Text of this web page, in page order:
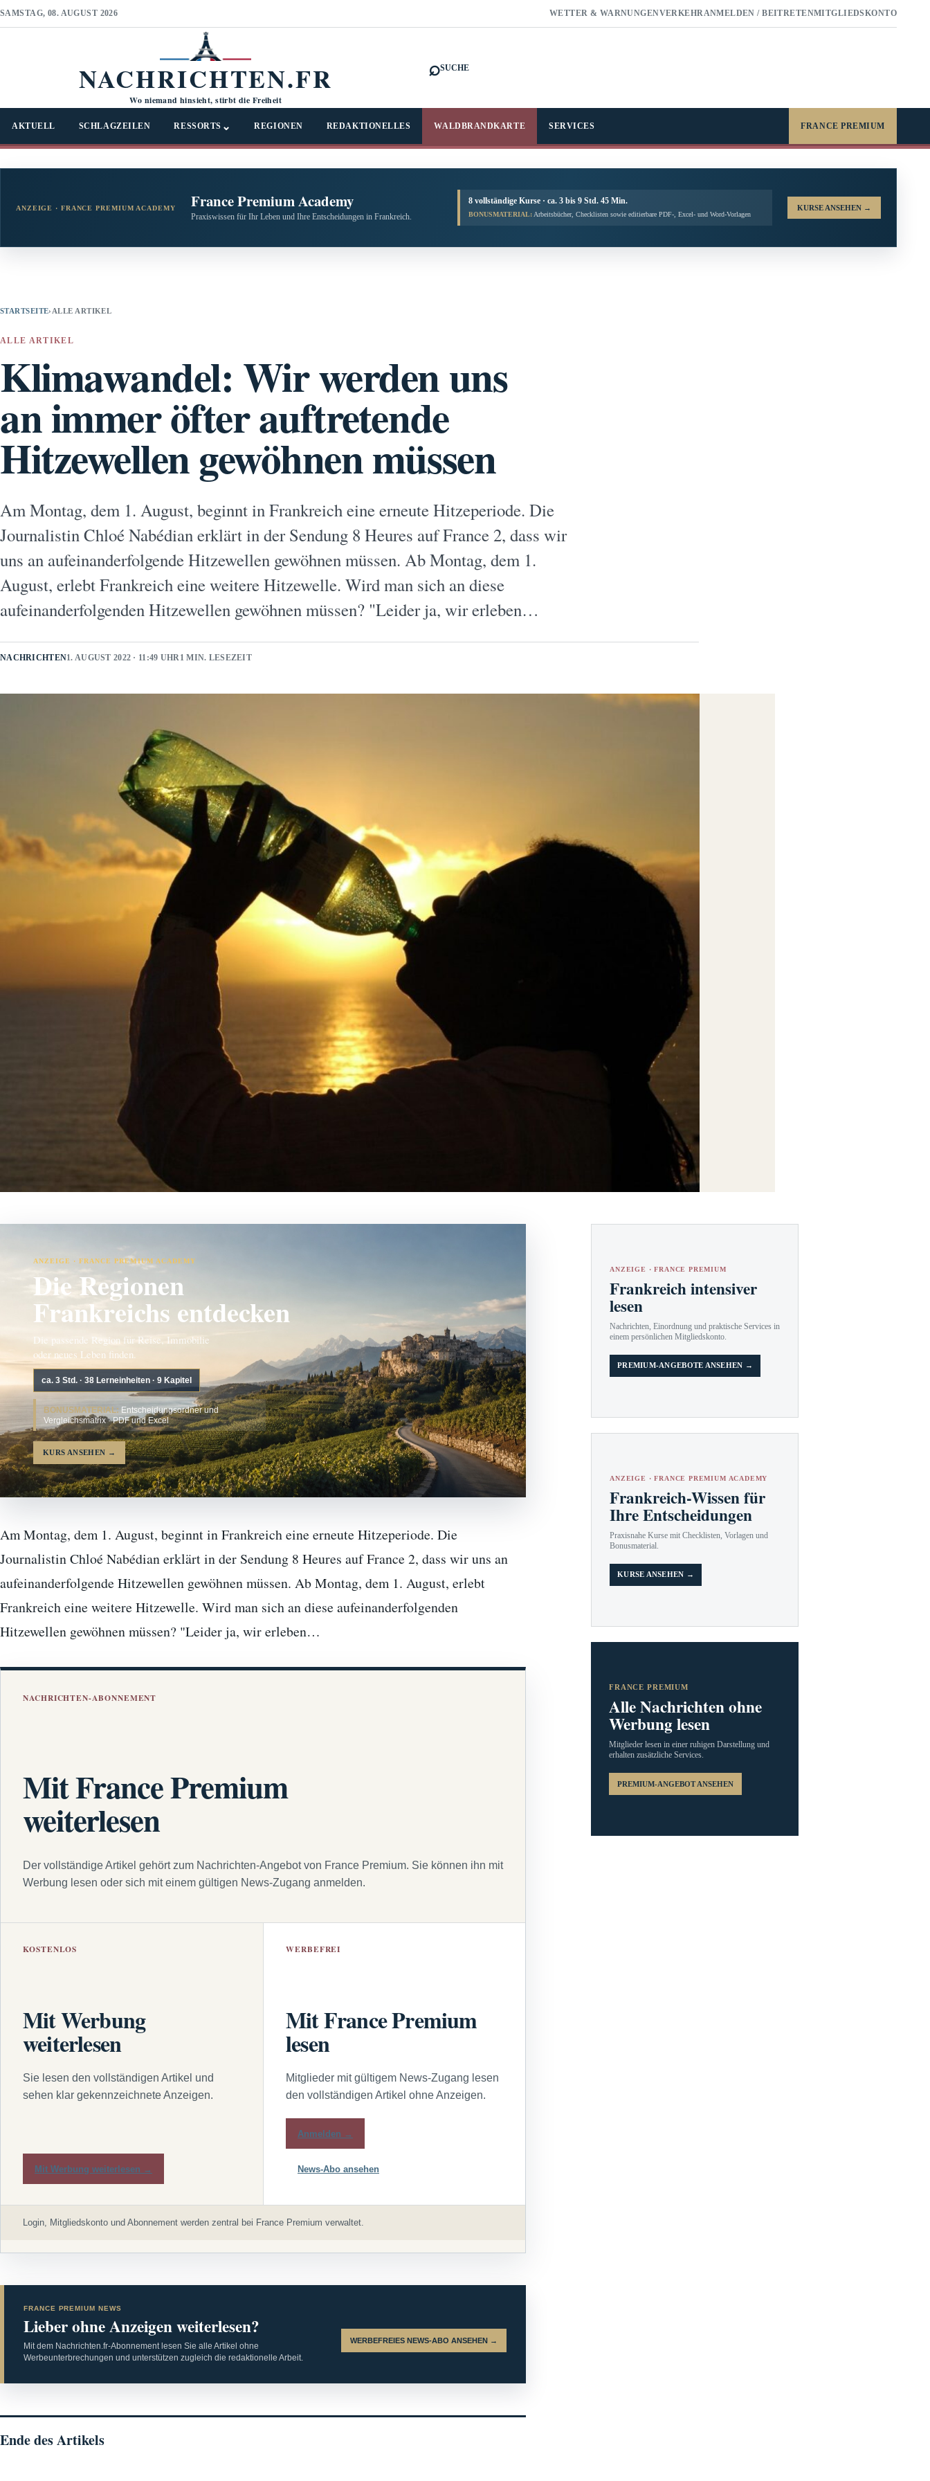
SAMSTAG, 08. AUGUST 2026 WETTER & WARNUNGENVERKEHRANMELDEN / BEITRETENMITGLIEDSKONTO
NACHRICHTEN.FR
Wo niemand hinsieht, stirbt die Freiheit
⌕SUCHE
AKTUELL SCHLAGZEILEN RESSORTS ⌄ REGIONEN REDAKTIONELLES WALDBRANDKARTE SERVICES FRANCE PREMIUM
ANZEIGE · FRANCE PREMIUM ACADEMY France Premium Academy
Praxiswissen für Ihr Leben und Ihre Entscheidungen in Frankreich.
8 vollständige Kurse · ca. 3 bis 9 Std. 45 Min.
BONUSMATERIAL: Arbeitsbücher, Checklisten sowie editierbare PDF-, Excel- und Word-Vorlagen
KURSE ANSEHEN →
STARTSEITE› ALLE ARTIKEL
ALLE ARTIKEL
Klimawandel: Wir werden uns
an immer öfter auftretende
Hitzewellen gewöhnen müssen
Am Montag, dem 1. August, beginnt in Frankreich eine erneute Hitzeperiode. Die
Journalistin Chloé Nabédian erklärt in der Sendung 8 Heures auf France 2, dass wir
uns an aufeinanderfolgende Hitzewellen gewöhnen müssen. Ab Montag, dem 1.
August, erlebt Frankreich eine weitere Hitzewelle. Wird man sich an diese
aufeinanderfolgenden Hitzewellen gewöhnen müssen? "Leider ja, wir erleben…
NACHRICHTEN1. AUGUST 2022 · 11:49 UHR 1 MIN. LESEZEIT
ANZEIGE · FRANCE PREMIUM ACADEMY
Die Regionen
Frankreichs entdecken
Die passende Region für Reise, Immobilie
oder neues Leben finden.
ca. 3 Std. · 38 Lerneinheiten · 9 Kapitel
BONUSMATERIAL: Entscheidungsordner und
Vergleichsmatrix · PDF und Excel
KURS ANSEHEN →
Am Montag, dem 1. August, beginnt in Frankreich eine erneute Hitzeperiode. Die
Journalistin Chloé Nabédian erklärt in der Sendung 8 Heures auf France 2, dass wir uns an
aufeinanderfolgende Hitzewellen gewöhnen müssen. Ab Montag, dem 1. August, erlebt
Frankreich eine weitere Hitzewelle. Wird man sich an diese aufeinanderfolgenden
Hitzewellen gewöhnen müssen? "Leider ja, wir erleben…
NACHRICHTEN-ABONNEMENT
Mit France Premium
weiterlesen
Der vollständige Artikel gehört zum Nachrichten-Angebot von France Premium. Sie können ihn mit
Werbung lesen oder sich mit einem gültigen News-Zugang anmelden.
KOSTENLOS
Mit Werbung
weiterlesen
Sie lesen den vollständigen Artikel und
sehen klar gekennzeichnete Anzeigen.
Mit Werbung weiterlesen →
WERBEFREI
Mit France Premium
lesen
Mitglieder mit gültigem News-Zugang lesen
den vollständigen Artikel ohne Anzeigen.
Anmelden →
News-Abo ansehen
Login, Mitgliedskonto und Abonnement werden zentral bei France Premium verwaltet.
FRANCE PREMIUM NEWS
Lieber ohne Anzeigen weiterlesen?
Mit dem Nachrichten.fr-Abonnement lesen Sie alle Artikel ohne
Werbeunterbrechungen und unterstützen zugleich die redaktionelle Arbeit.
WERBEFREIES NEWS-ABO ANSEHEN →
Ende des Artikels
ANZEIGE · FRANCE PREMIUM
Frankreich intensiver
lesen
Nachrichten, Einordnung und praktische Services in
einem persönlichen Mitgliedskonto.
PREMIUM-ANGEBOTE ANSEHEN →
ANZEIGE · FRANCE PREMIUM ACADEMY
Frankreich-Wissen für
Ihre Entscheidungen
Praxisnahe Kurse mit Checklisten, Vorlagen und
Bonusmaterial.
KURSE ANSEHEN →
FRANCE PREMIUM
Alle Nachrichten ohne
Werbung lesen
Mitglieder lesen in einer ruhigen Darstellung und
erhalten zusätzliche Services.
PREMIUM-ANGEBOT ANSEHEN